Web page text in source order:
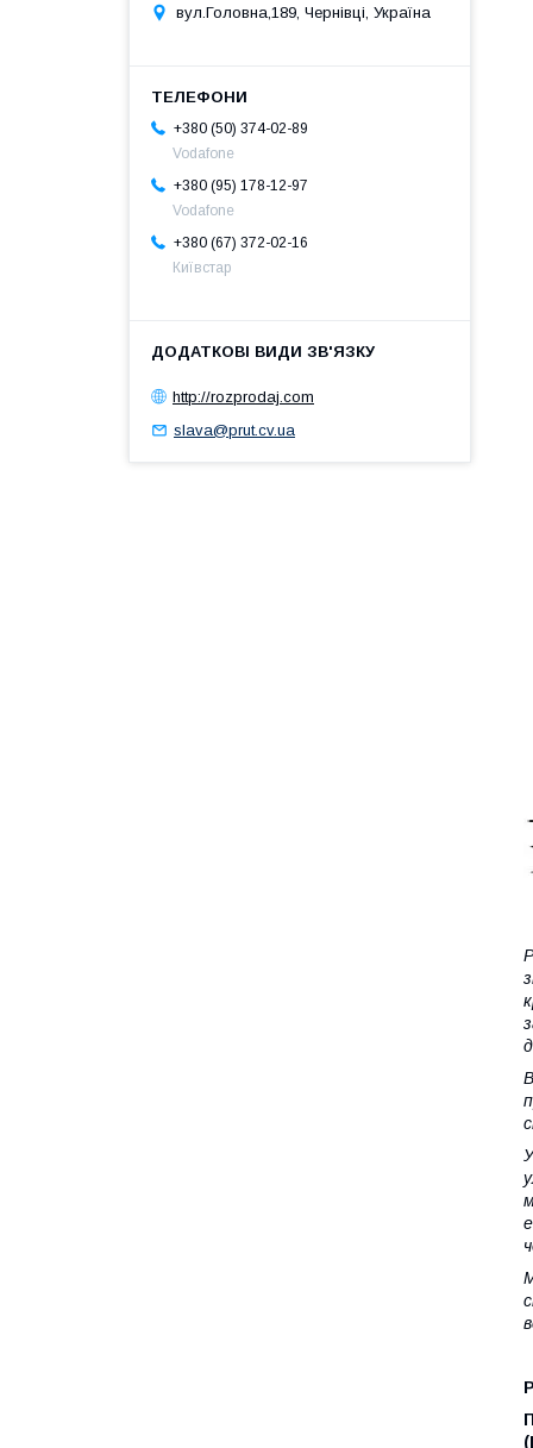
вул.Головна,189, Чернівці, Україна
+380 (50) 374-02-89
Vodafone
+380 (95) 178-12-97
Vodafone
+380 (67) 372-02-16
Київстар
http://rozprodaj.com
slava@prut.cv.ua